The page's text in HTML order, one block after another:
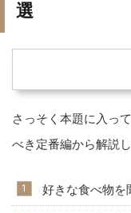
選
さっそく本題に入っ
べき定番編から解説
好きな食べ物を